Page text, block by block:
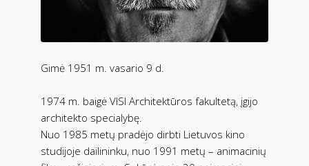
Gimė 1951 m. vasario 9 d.
1974 m. baigė VISI Architektūros fakultetą, įgijo
architekto specialybę.
Nuo 1985 metų pradėjo dirbti Lietuvos kino
studijoje dailininku, nuo 1991 metų – animacinių